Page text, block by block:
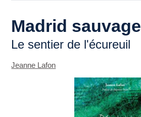
Madrid sauvage
Le sentier de l'écureuil
Jeanne Lafon